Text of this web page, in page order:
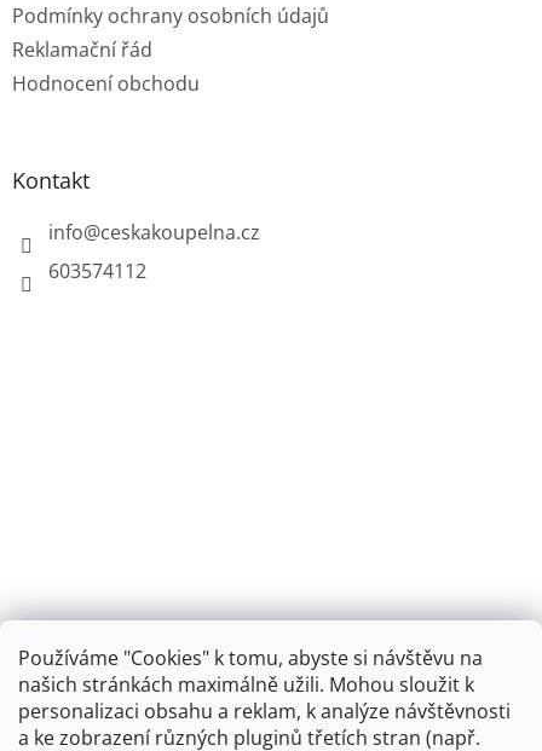
Používáme "Cookies" k tomu, abyste si návštěvu na
našich stránkách maximálně užili. Mohou sloužit k
personalizaci obsahu a reklam, k analýze návštěvnosti
a ke zobrazení různých pluginů třetích stran (např.
Podmínky ochrany osobních údajů
Reklamační řád
Hodnocení obchodu
Kontakt
info@ceskakoupelna.cz
603574112
Retro koupelna